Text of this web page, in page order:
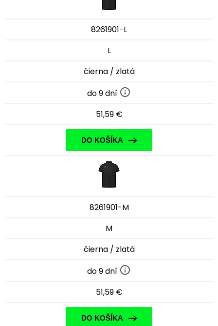
8261901-L
L
čierna / zlatá
do 9 dní
51,59 €
DO KOŠÍKA
8261901-M
M
čierna / zlatá
do 9 dní
51,59 €
DO KOŠÍKA